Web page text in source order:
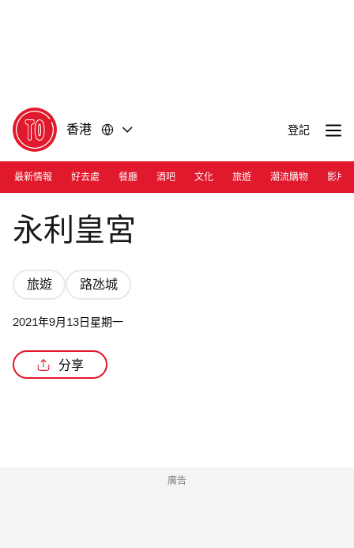
香港 登記
最新情報 好去處 餐廳 酒吧 文化 旅遊 潮流購物 影片
Photograph: Courtesy Wynn Palace
永利皇宮
旅遊 路氹城
2021年9月13日星期一
分享
廣告